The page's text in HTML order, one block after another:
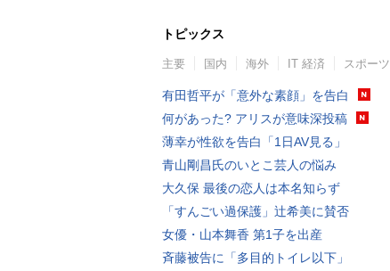
トピックス
主要 国内 海外 IT 経済 スポーツ
有田哲平が「意外な素顔」を告白
何があった? アリスが意味深投稿
薄幸が性欲を告白「1日AV見る」
青山剛昌氏のいとこ芸人の悩み
大久保 最後の恋人は本名知らず
「すんごい過保護」辻希美に賛否
女優・山本舞香 第1子を出産
斉藤被告に「多目的トイレ以下」